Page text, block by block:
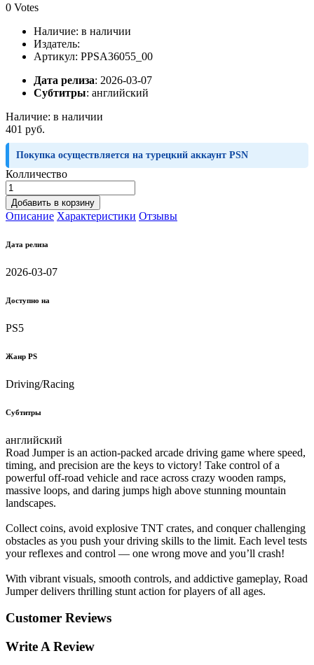
0 Votes
Наличие: в наличии
Издатель:
Артикул: PPSA36055_00
Дата релиза: 2026-03-07
Субтитры: английский
Наличие: в наличии
401 руб.
Покупка осуществляется на турецкий аккаунт PSN
Колличество
Добавить в корзину
Описание Характеристики Отзывы
Дата релиза
2026-03-07
Доступно на
PS5
Жанр PS
Driving/Racing
Субтитры
английский
Road Jumper is an action-packed arcade driving game where speed,
timing, and precision are the keys to victory! Take control of a
powerful off-road vehicle and race across crazy wooden ramps,
massive loops, and daring jumps high above stunning mountain
landscapes.
Collect coins, avoid explosive TNT crates, and conquer challenging
obstacles as you push your driving skills to the limit. Each level tests
your reflexes and control — one wrong move and you’ll crash!
With vibrant visuals, smooth controls, and addictive gameplay, Road
Jumper delivers thrilling stunt action for players of all ages.
Customer Reviews
Write A Review